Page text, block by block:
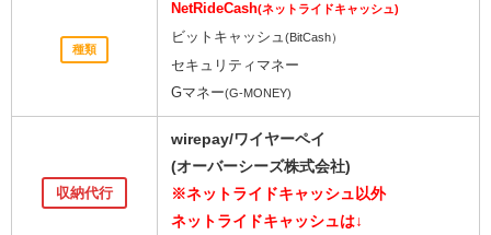
種類
NetRideCash(ネットライドキャッシュ)
ビットキャッシュ (BitCash）
セキュリティマネー
Gマネー(G-MONEY)
収納代行
wirepay/ワイヤーペイ
(オーバーシーズ株式会社)
※ネットライドキャッシュ以外
ネットライドキャッシュは↓